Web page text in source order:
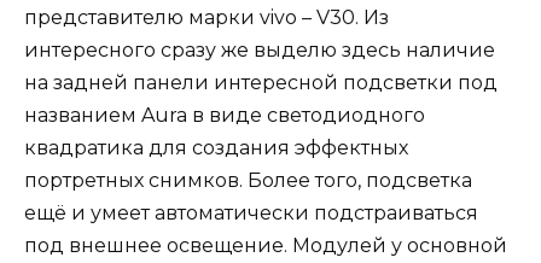
представителю марки vivo – V30. Из
интересного сразу же выделю здесь наличие
на задней панели интересной подсветки под
названием Aura в виде светодиодного
квадратика для создания эффектных
портретных снимков. Более того, подсветка
ещё и умеет автоматически подстраиваться
под внешнее освещение. Модулей у основной